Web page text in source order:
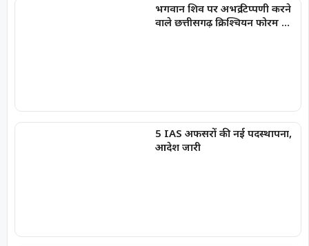
भगवान शिव पर अभद्र टिप्पणी करने
वाले छत्तीसगढ़ क्रिश्चियन फोरम के
5 IAS अफसरों की नई पदस्थापना,
आदेश जारी